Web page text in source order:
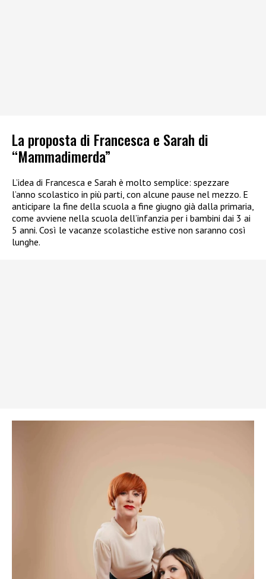
La proposta di Francesca e Sarah di
“Mammadimerda”
L’idea di Francesca e Sarah è molto semplice: spezzare
l’anno scolastico in più parti, con alcune pause nel mezzo. E
anticipare la fine della scuola a fine giugno già dalla primaria,
come avviene nella scuola dell’infanzia per i bambini dai 3 ai
5 anni. Così le vacanze scolastiche estive non saranno così
lunghe.